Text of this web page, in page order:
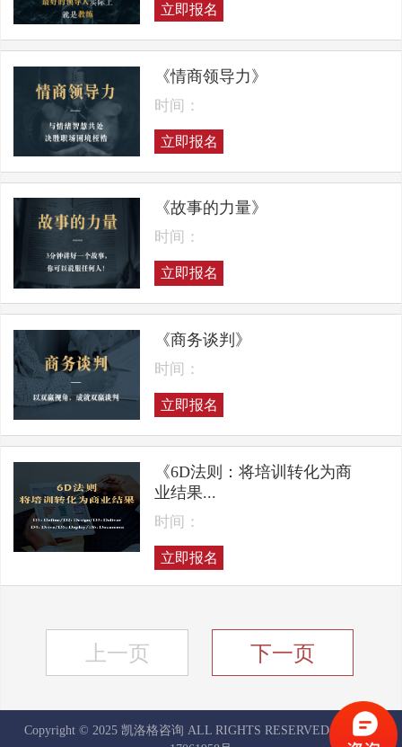
立即报名
《情商领导力》
时间：
立即报名
《故事的力量》
时间：
立即报名
《商务谈判》
时间：
立即报名
《6D法则：将培训转化为商
业结果...
时间：
立即报名
上一页 下一页
Copyright © 2025 凯洛格咨询 ALL RIGHTS RESERVED
京ICP备